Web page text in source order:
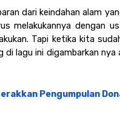
dari keindahan alam
melakukannya dengan
Tapi ketika kita
lagu ini digambarkan
Pengumpulan